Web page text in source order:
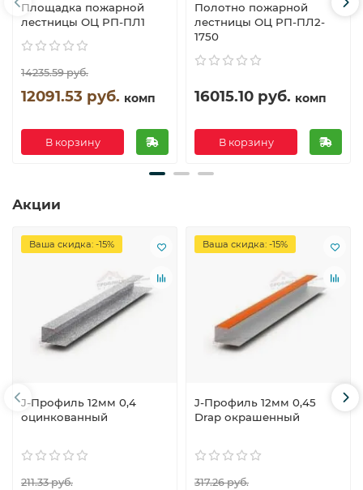
Площадка пожарной
лестницы ОЦ РП-ПЛ1
14235.59 руб.
12091.53 руб. комп
В корзину
Полотно пожарной
лестницы ОЦ РП-ПЛ2-
1750
16015.10 руб. комп
В корзину
Акции
Ваша скидка: -15%
J-Профиль 12мм 0,4
оцинкованный
211.33 руб.
Ваша скидка: -15%
J-Профиль 12мм 0,45
Drap окрашенный
317.26 руб.